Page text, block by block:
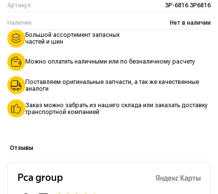
Артикул 3P-6816 3P6816
Наличие Нет в наличии
Большой ассортимент запасных
частей и шин
Можно оплатить наличными или по безналичному расчету
Поставляем оригинальные запчасти, а так же качественные
аналоги
Заказ можно забрать из нашего склада или заказать доставку
транспортной компанией
Отзывы